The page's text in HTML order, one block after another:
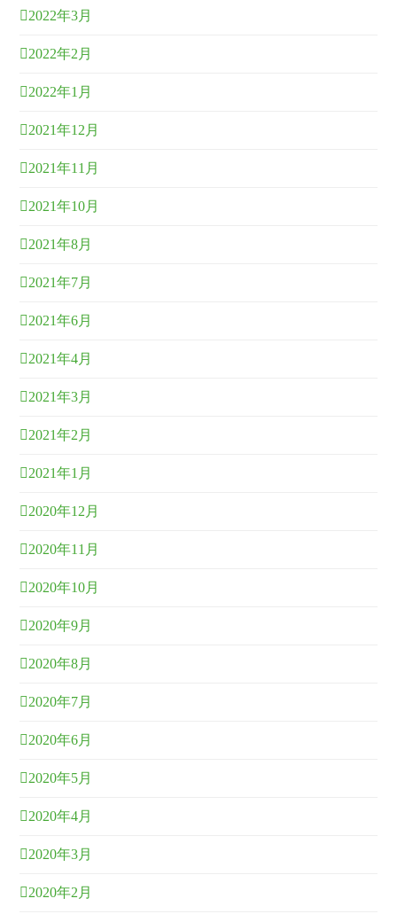
2022年3月
2022年2月
2022年1月
2021年12月
2021年11月
2021年10月
2021年8月
2021年7月
2021年6月
2021年4月
2021年3月
2021年2月
2021年1月
2020年12月
2020年11月
2020年10月
2020年9月
2020年8月
2020年7月
2020年6月
2020年5月
2020年4月
2020年3月
2020年2月